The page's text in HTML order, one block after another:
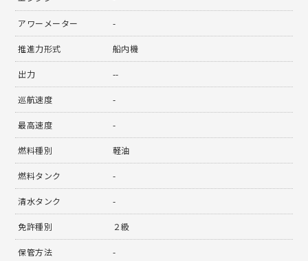
アワーメーター -
推進力形式 船内機
出力 --
巡航速度 -
最高速度 -
燃料種別 軽油
燃料タンク -
清水タンク -
免許種別 ２級
保管方法 -